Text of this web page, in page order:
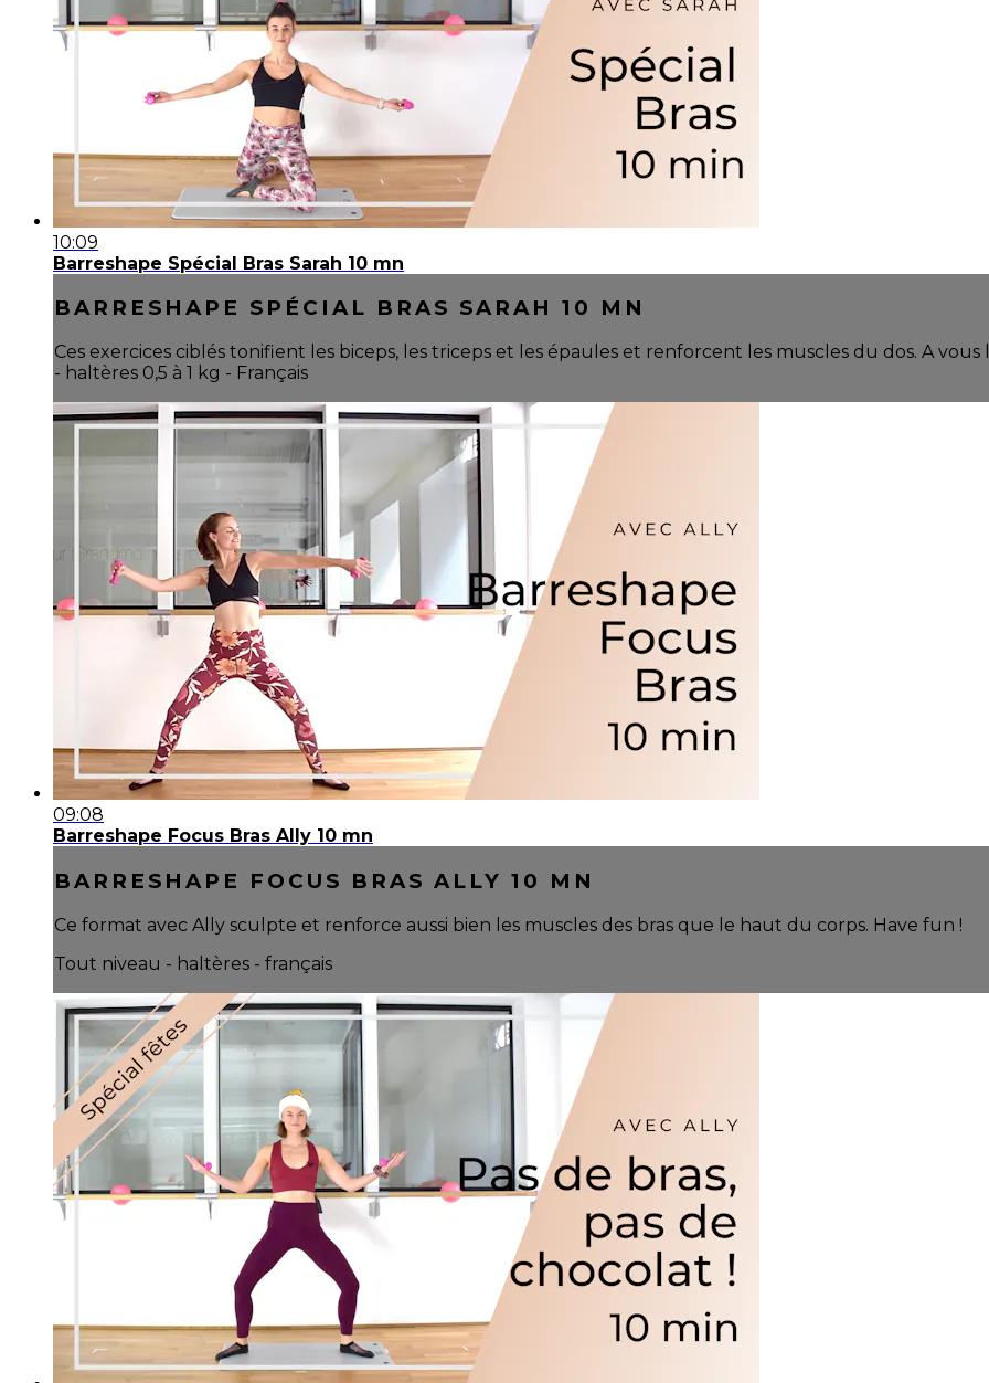
10:09
Barreshape Spécial Bras Sarah 10 mn
BARRESHAPE SPÉCIAL BRAS SARAH 10 MN
Ces exercices ciblés tonifient les biceps, les triceps et les épaules et renforcent les muscles du dos. A
- haltères 0,5 à 1 kg - Français
09:08
Barreshape Focus Bras Ally 10 mn
BARRESHAPE FOCUS BRAS ALLY 10 MN
Ce format avec Ally sculpte et renforce aussi bien les muscles des bras que le haut du corps. Have fun !
Tout niveau - haltères - français